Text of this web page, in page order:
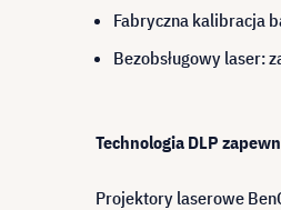
Fabryczna kalibracja
Bezobsługowy laser:
Technologia DLP
Projektory laserowe